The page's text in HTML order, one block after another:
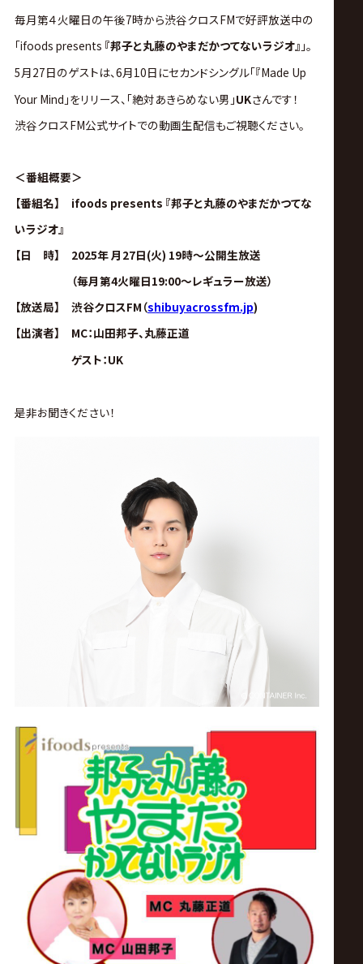
グ・
ノ
ア
式
サ
イ
ト
毎月第４火曜日の午後7時から渋谷クロスFMで好評放送中の
「ifoods presents 『邦子と丸藤のやまだかつてないラジオ』 」。
5月27日のゲストは、6月10日にセカンドシングル「『Made Up
Your Mind 」をリリース、「絶対あきらめない男」UKさんです！
渋谷クロスFM公式サイトでの動画生配信もご視聴ください。
＜番組概要＞
【番組名】 ifoods presents 『邦子と丸藤のやまだかつてな
いラジオ』
【日 時】 2025年 月27日(火) 19時～公開生放送
（毎月第4火曜日19:00～レギュラー放送）
【放送局】 渋谷クロスFM（shibuyacrossfm.jp)
【出演者】 MC：山田邦子、丸藤正道
ゲスト：UK
是非お聞きください！